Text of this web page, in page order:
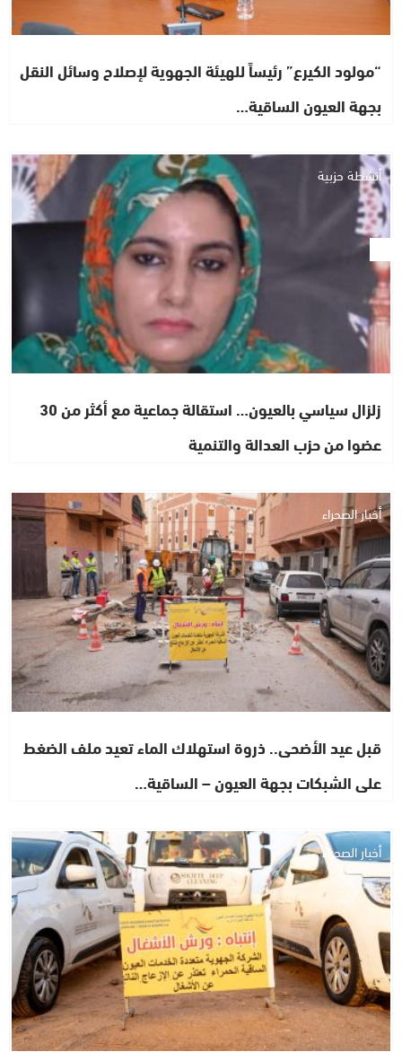
“مولود الكيرع” رئيساً للهيئة الجهوية لإصلاح وسائل النقل
بجهة العيون الساقية…
أنشطة حزبية
زلزال سياسي بالعيون… استقالة جماعية مع أكثر من 30
عضوا من حزب العدالة والتنمية
أخبار الصحراء
قبل عيد الأضحى.. ذروة استهلاك الماء تعيد ملف الضغط
على الشبكات بجهة العيون – الساقية…
أخبار الصحراء